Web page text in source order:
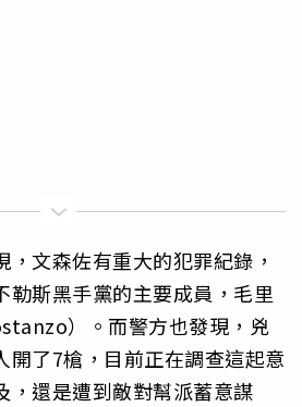
文森佐有重大的犯罪紀錄，
勒斯黑手黨的主要成員，毛里
）。而警方也發現，兇
開了7槍，目前正在調查這起意
，還是遭到敵對幫派蓄意謀